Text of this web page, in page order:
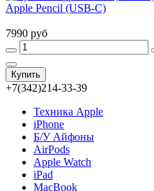
Apple Pencil (USB-C)
7990 руб
Купить
+7(342)214-33-39
Техника Apple
iPhone
Б/У Айфоны
AirPods
Apple Watch
iPad
MacBook